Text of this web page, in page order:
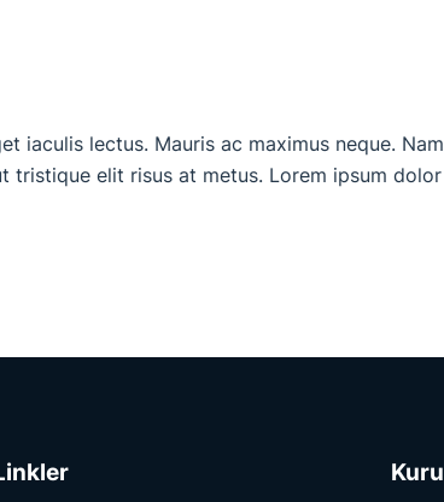
iaculis lectus. Mauris ac maximus neque.
elit risus at metus. Lorem ipsum